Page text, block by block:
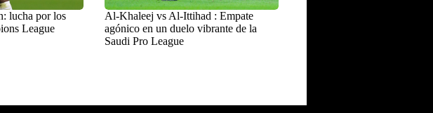
lucha por los
League
Al-Khaleej vs Al-Ittihad : Empate
agónico en un duelo vibrante de la
Saudi Pro League